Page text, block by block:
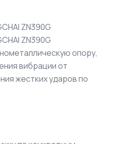
ZN390G
ZN390G
опору,
вибрации от
жестких ударов по